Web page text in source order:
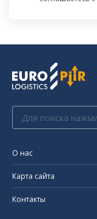
Поиск:
О нас
Карта сайта
Контакты